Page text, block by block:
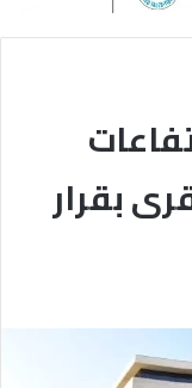
بقرار